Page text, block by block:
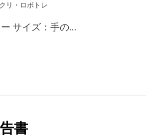
リ・ロボトレ
サイズ：手の…
書